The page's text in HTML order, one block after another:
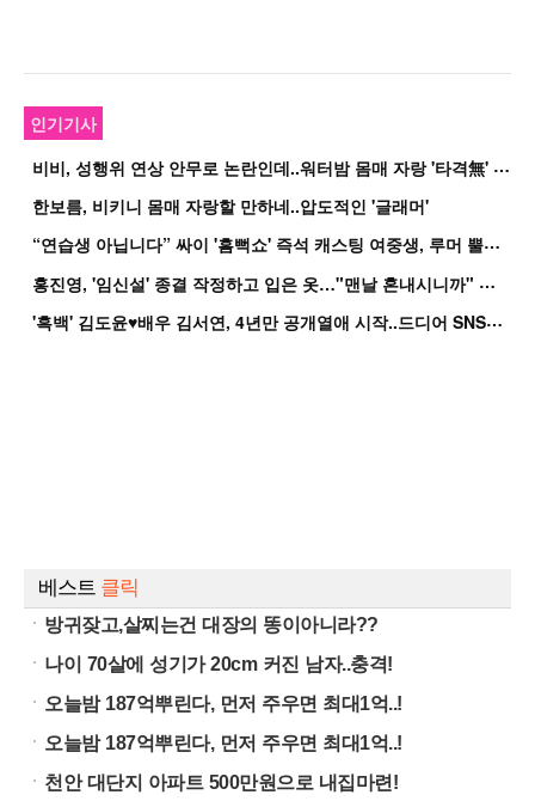
인기기사
비
비, 성행위 연상 안무로 논란인데..워터밤 몸매 자랑 '타격無' 근황
한보름, 비키니 몸매 자랑할 만하네..압도적인 '글래머'
“
연습생 아닙니다” 싸이 '흠뻑쇼' 즉석 캐스팅 여중생, 루머 뿔났다[Oh!쎈 이...
홍
진영, '임신설' 종결 작정하고 입은 옷…"맨날 혼내시니까" 억울
'
흑백' 김도윤♥배우 김서연, 4년만 공개열애 시작..드디어 SNS에 노출 [핫피...